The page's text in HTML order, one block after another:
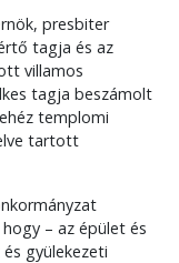
presbiter
tagja és az
villamos
tagja beszámolt
templomi
tartott
– az épület és
gyülekezeti